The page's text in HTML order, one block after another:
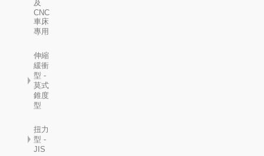
及
CNC
車床
專用
伸縮
緩衝
型 -
莫式
錐度
型
扭力
型 -
JIS